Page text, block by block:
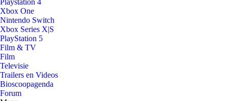
Playstation 4
Xbox One
Nintendo Switch
Xbox Series X|S
PlayStation 5
Film & TV
Film
Televisie
Trailers en Videos
Bioscoopagenda
Forum